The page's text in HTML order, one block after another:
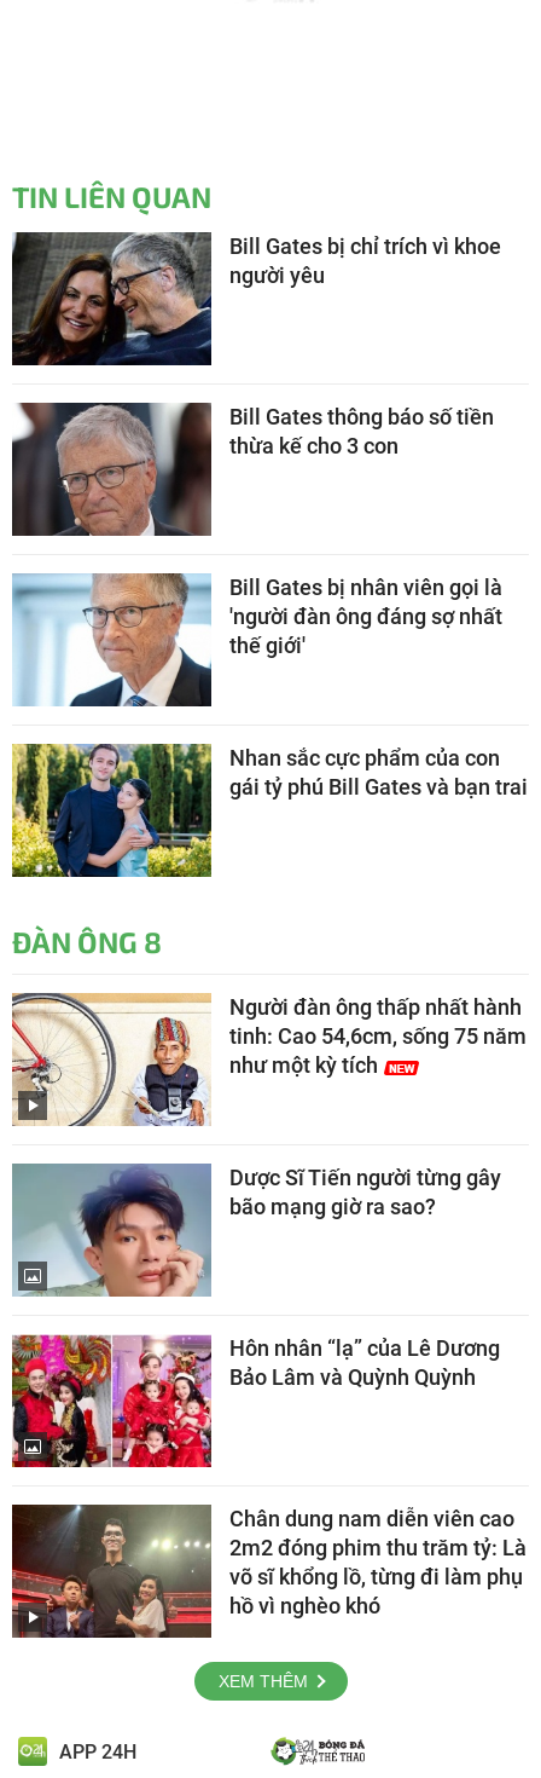
TIN LIÊN QUAN
Bill Gates bị chỉ trích vì khoe
người yêu
Bill Gates thông báo số tiền
thừa kế cho 3 con
Bill Gates bị nhân viên gọi là
'người đàn ông đáng sợ nhất
thế giới'
Nhan sắc cực phẩm của con
gái tỷ phú Bill Gates và bạn trai
ĐÀN ÔNG 8
Người đàn ông thấp nhất hành
tinh: Cao 54,6cm, sống 75 năm
như một kỳ tích
Dược Sĩ Tiến người từng gây
bão mạng giờ ra sao?
Hôn nhân “lạ” của Lê Dương
Bảo Lâm và Quỳnh Quỳnh
Chân dung nam diễn viên cao
2m2 đóng phim thu trăm tỷ: Là
võ sĩ khổng lồ, từng đi làm phụ
hồ vì nghèo khó
XEM THÊM
APP 24H